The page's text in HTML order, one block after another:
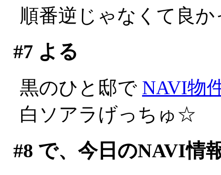
順番逆じゃなくて良
#7 よる
黒のひと邸で NAVI物
白ソアラげっちゅ☆
#8 で、今日のNAVI情